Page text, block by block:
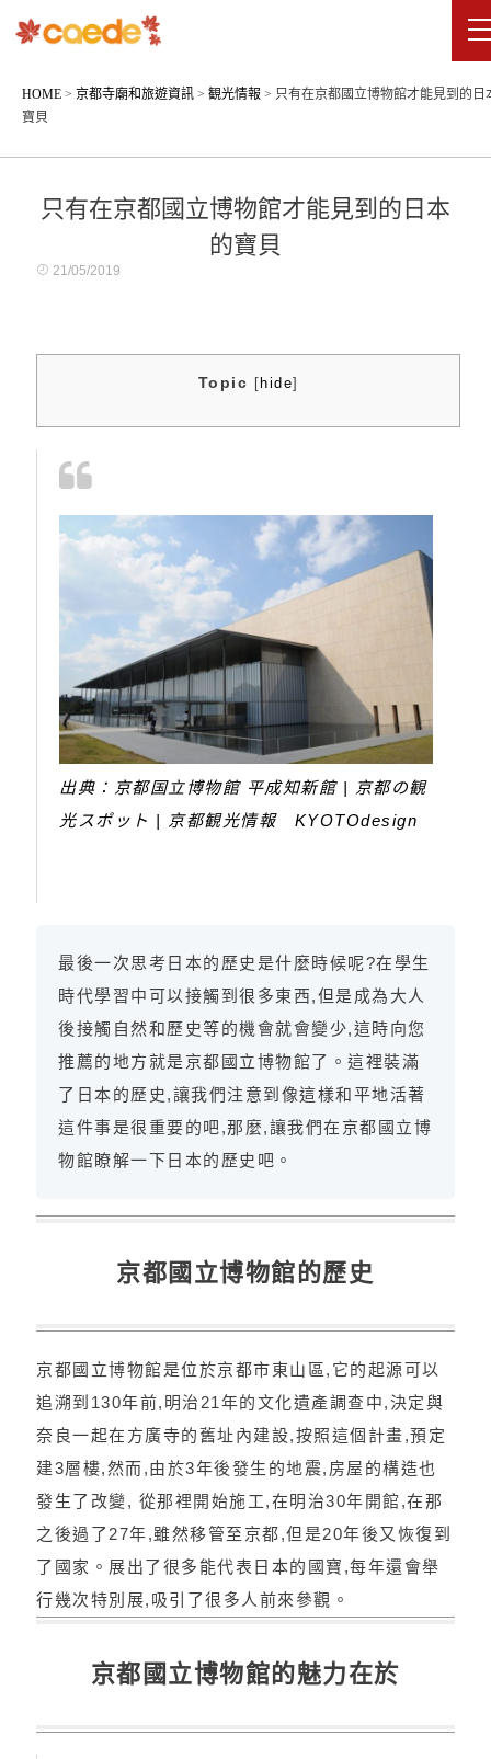
HOME > 京都寺廟和旅遊資訊 > 観光情報 > 只有在京都國立博物館才能見到的日
寶貝
只有在京都國立博物館才能見到的日本
的寶貝
21/05/2019
Topic [ hide]
出典：京都国立博物館 平成知新館 | 京都の観
光スポット | 京都観光情報 KYOTOdesign
最後一次思考日本的歷史是什麼時候呢?在學生
時代學習中可以接觸到很多東西,但是成為大人
後接觸自然和歷史等的機會就會變少,這時向您
推薦的地方就是京都國立博物館了。這裡裝滿
了日本的歷史,讓我們注意到像這樣和平地活著
這件事是很重要的吧,那麼,讓我們在京都國立博
物館瞭解一下日本的歷史吧。
京都國立博物館的歷史
京都國立博物館是位於京都市東山區,它的起源可以
追溯到130年前,明治21年的文化遺產調查中,決定與
奈良一起在方廣寺的舊址內建設,按照這個計畫,預定
建3層樓,然而,由於3年後發生的地震,房屋的構造也
發生了改變, 從那裡開始施工,在明治30年開館,在那
之後過了27年,雖然移管至京都,但是20年後又恢復到
了國家。展出了很多能代表日本的國寶,每年還會舉
行幾次特別展,吸引了很多人前來參觀。
京都國立博物館的魅力在於